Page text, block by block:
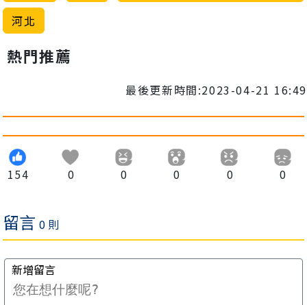
河北
熱門推薦
最後更新時間:2023-04-21 16:49
154 0 0 0 0 0